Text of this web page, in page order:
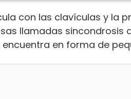
con las clavículas y la
llamadas
en forma de